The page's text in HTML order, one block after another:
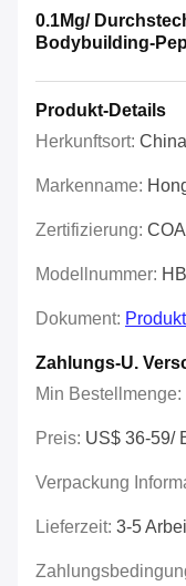
0.1Mg/
Bodybuilding-
Produkt-Details
Herkunftsort: China
Markenname:
Zertifizierung:
Modellnummer:
Dokument:
Zahlungs-U.
Min Bestellmenge:
Preis: US$ 36-59/
Verpackung
Lieferzeit: 3-5